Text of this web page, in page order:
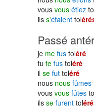
vousvousétiez
ilss'étaient tol
Passé
je mefus toléré
tutefus toléré
ilsefut toléré
nous nousfûmes
vousvousfûtes
ilssefurent tol